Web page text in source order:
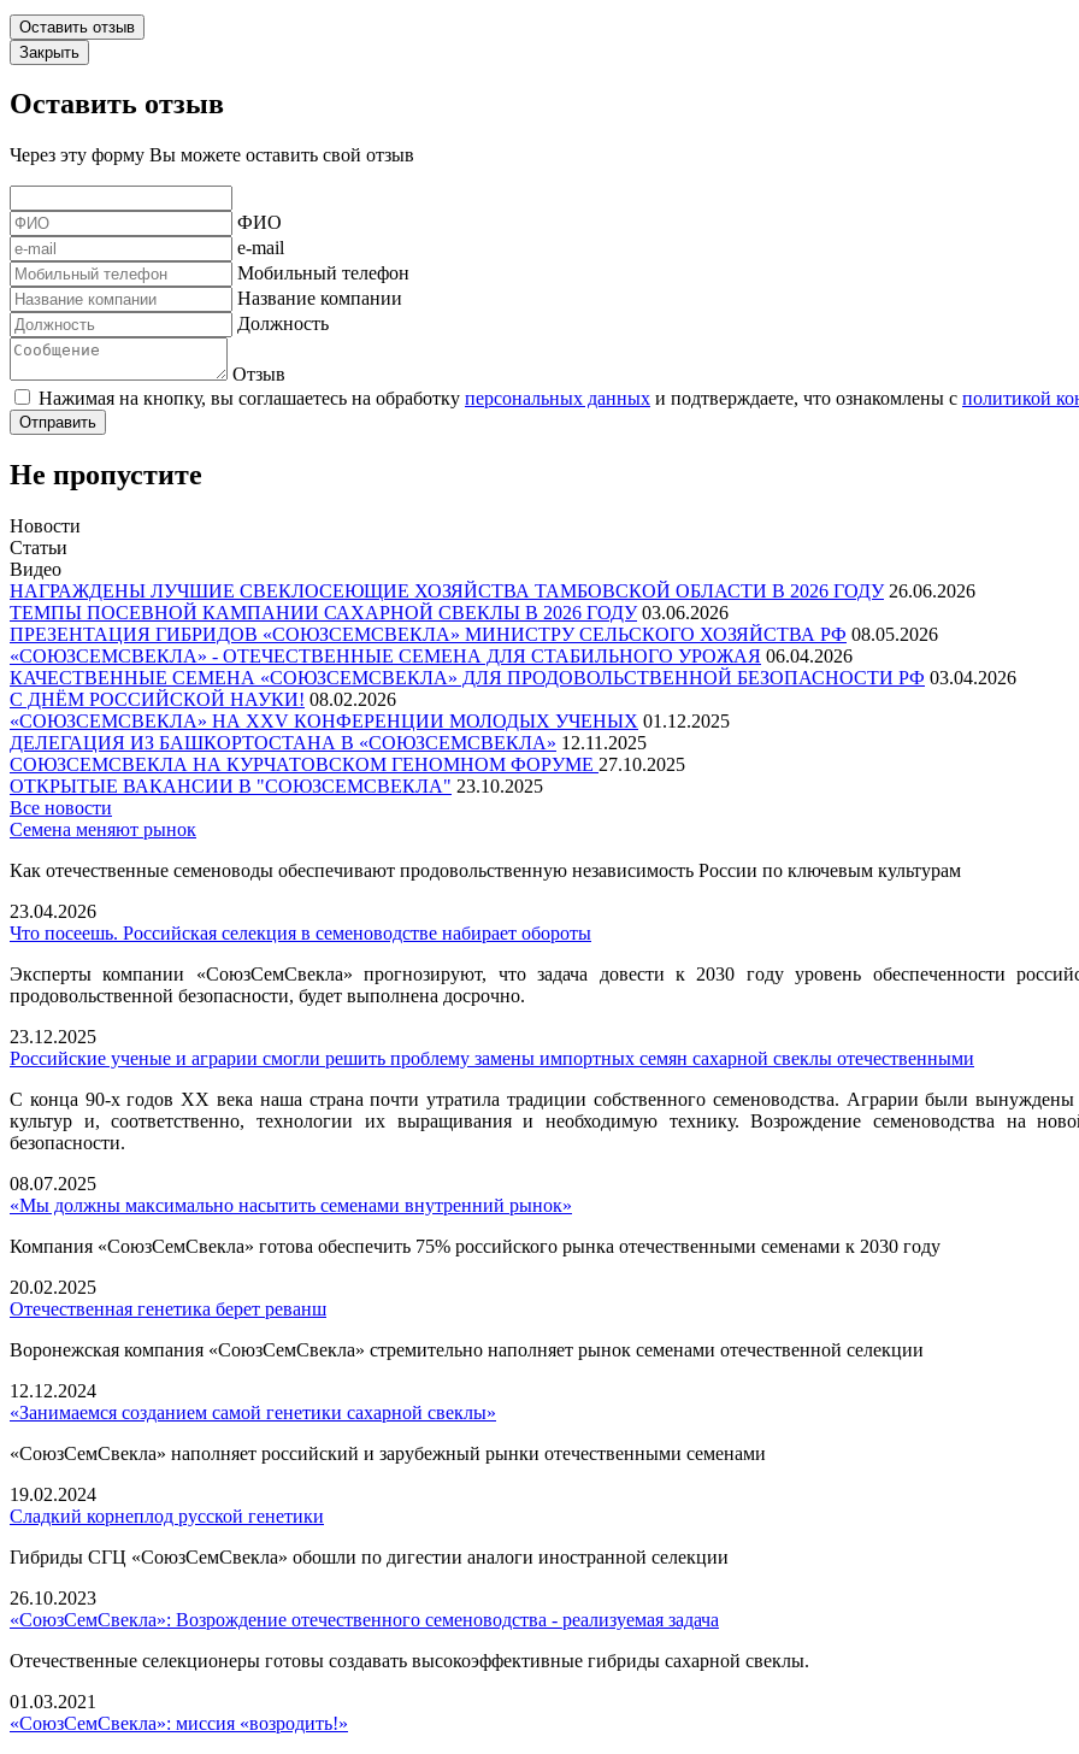
Оставить отзыв
Закрыть
Оставить отзыв
Через эту форму Вы можете оставить свой отзыв
ФИО
e-mail
Мобильный телефон
Название компании
Должность
Отзыв
Нажимая на кнопку, вы соглашаетесь на обработку персональных данных и подтверждаете, что ознакомлены с политикой
Отправить
Не пропустите
Новости
Статьи
Видео
НАГРАЖДЕНЫ ЛУЧШИЕ СВЕКЛОСЕЮЩИЕ ХОЗЯЙСТВА ТАМБОВСКОЙ ОБЛАСТИ В 2026 ГОДУ 26.06.2026
ТЕМПЫ ПОСЕВНОЙ КАМПАНИИ САХАРНОЙ СВЕКЛЫ В 2026 ГОДУ 03.06.2026
ПРЕЗЕНТАЦИЯ ГИБРИДОВ «СОЮЗСЕМСВЕКЛА» МИНИСТРУ СЕЛЬСКОГО ХОЗЯЙСТВА РФ 08.05.2026
«СОЮЗСЕМСВЕКЛА» - ОТЕЧЕСТВЕННЫЕ СЕМЕНА ДЛЯ СТАБИЛЬНОГО УРОЖАЯ 06.04.2026
КАЧЕСТВЕННЫЕ СЕМЕНА «СОЮЗСЕМСВЕКЛА» ДЛЯ ПРОДОВОЛЬСТВЕННОЙ БЕЗОПАСНОСТИ РФ 03.04.2026
С ДНЁМ РОССИЙСКОЙ НАУКИ! 08.02.2026
«СОЮЗСЕМСВЕКЛА» НА XXV КОНФЕРЕНЦИИ МОЛОДЫХ УЧЕНЫХ 01.12.2025
ДЕЛЕГАЦИЯ ИЗ БАШКОРТОСТАНА В «СОЮЗСЕМСВЕКЛА» 12.11.2025
СОЮЗСЕМСВЕКЛА НА КУРЧАТОВСКОМ ГЕНОМНОМ ФОРУМЕ 27.10.2025
ОТКРЫТЫЕ ВАКАНСИИ В "СОЮЗСЕМСВЕКЛА" 23.10.2025
Все новости
Семена меняют рынок
Как отечественные семеноводы обеспечивают продовольственную независимость России по ключевым культурам
23.04.2026
Что посеешь. Российская селекция в семеноводстве набирает обороты
Эксперты компании «СоюзСемСвекла» прогнозируют, что задача довести к 2030 году уровень обеспеченности
продовольственной безопасности, будет выполнена досрочно.
23.12.2025
Российские ученые и аграрии смогли решить проблему замены импортных семян сахарной свеклы отечественными
С конца 90-х годов ХХ века наша страна почти утратила традиции собственного семеноводства. Аграрии были вынуждены
культур и, соответственно, технологии их выращивания и необходимую технику. Возрождение семеноводства на
безопасности.
08.07.2025
«Мы должны максимально насытить семенами внутренний рынок»
Компания «СоюзСемСвекла» готова обеспечить 75% российского рынка отечественными семенами к 2030 году
20.02.2025
Отечественная генетика берет реванш
Воронежская компания «СоюзСемСвекла» стремительно наполняет рынок семенами отечественной селекции
12.12.2024
«Занимаемся созданием самой генетики сахарной свеклы»
«СоюзСемСвекла» наполняет российский и зарубежный рынки отечественными семенами
19.02.2024
Сладкий корнеплод русской генетики
Гибриды СГЦ «СоюзСемСвекла» обошли по дигестии аналоги иностранной селекции
26.10.2023
«СоюзСемСвекла»: Возрождение отечественного семеноводства - реализуемая задача
Отечественные селекционеры готовы создавать высокоэффективные гибриды сахарной свеклы.
01.03.2021
«СоюзСемСвекла»: миссия «возродить!»